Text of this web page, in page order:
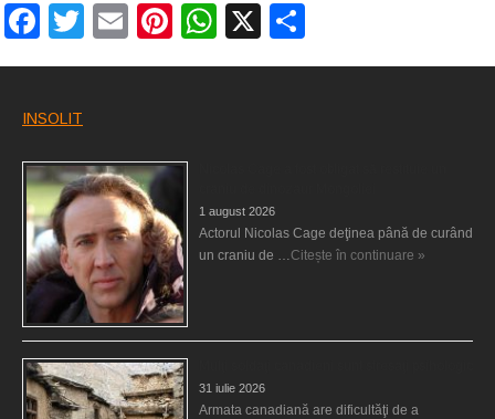
Facebook
Twitter
EmailPinterest
WhatsApp
X
INSOLIT
1 august 2026
Actorul Nicolas Cage deţinea până de curând
un craniu de …Citește în continuare »
31 iulie 2026
Armata canadiană are dificultăţi de a